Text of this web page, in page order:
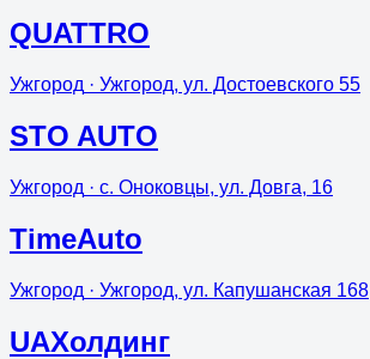
QUATTRO
Ужгород · Ужгород, ул. Достоевского 55
STO AUTO
Ужгород · с. Оноковцы, ул. Довга, 16
TimeAuto
Ужгород · Ужгород, ул. Капушанская 168
UAХолдинг